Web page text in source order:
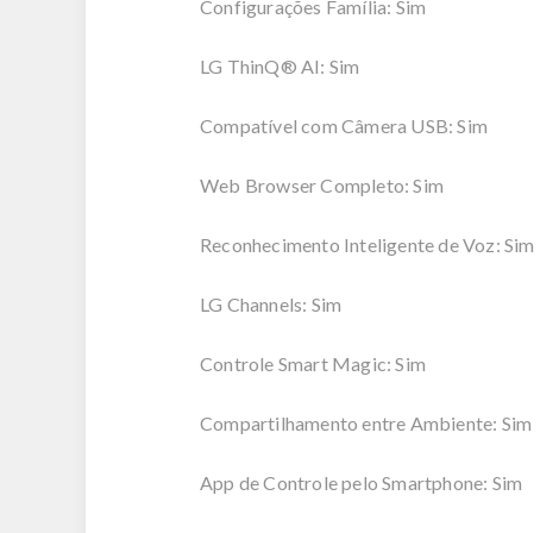
Configurações Família: Sim
LG ThinQ® AI: Sim
Compatível com Câmera USB: Sim
Web Browser Completo: Sim
Reconhecimento Inteligente de Voz: Sim
LG Channels: Sim
Controle Smart Magic: Sim
Compartilhamento entre Ambiente: Sim
App de Controle pelo Smartphone: Sim